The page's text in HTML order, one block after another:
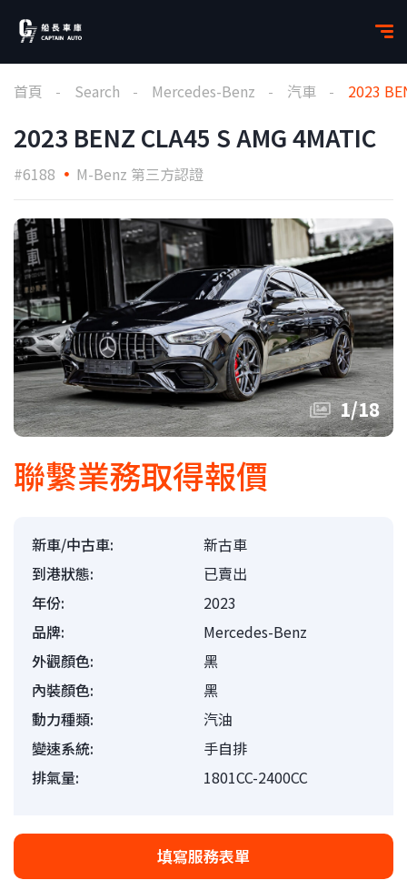
首頁 Search Mercedes-Benz 汽車 2023
2023 BENZ CLA45 S AMG 4MATIC
#6188 M-Benz 第三方認證
1/18
聯繫業務取得報價
新車/中古車:
新古車
到港狀態:
已賣出
年份:
2023
品牌:
Mercedes-Benz
外觀顏色:
黑
內裝顏色:
黑
動力種類:
汽油
變速系統:
手自排
排氣量:
1801CC-2400CC
填寫服務表單